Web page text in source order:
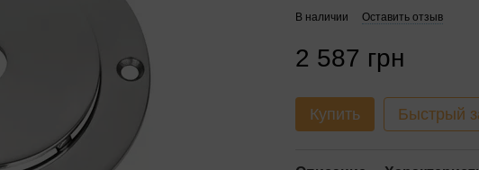
В наличии Оставить отзыв
2 587 грн
Купить Быстрый